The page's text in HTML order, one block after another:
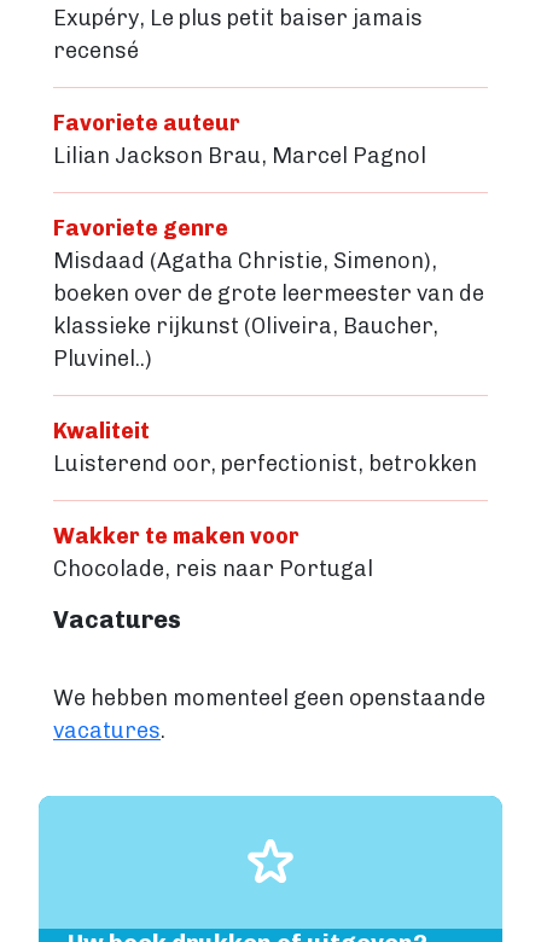
Exupéry, Le plus petit baiser jamais
recensé
Favoriete auteur
Lilian Jackson Brau, Marcel Pagnol
Favoriete genre
Misdaad (Agatha Christie, Simenon),
boeken over de grote leermeester van de
klassieke rijkunst (Oliveira, Baucher,
Pluvinel..)
Kwaliteit
Luisterend oor, perfectionist, betrokken
Wakker te maken voor
Chocolade, reis naar Portugal
Vacatures
We hebben momenteel geen openstaande
vacatures.
Image